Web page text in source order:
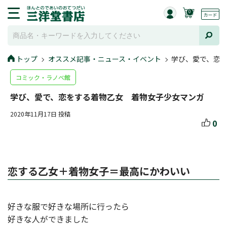
0
トップ オススメ記事・ニュース・イベント 学び、愛で、恋
コミック・ラノベ館
学び、愛で、恋をする着物乙女 着物女子少女マンガ
2020年11月17日 投稿
0
恋する乙女＋着物女子＝最高にかわいい
好きな服で好きな場所に行ったら
好きな人ができました